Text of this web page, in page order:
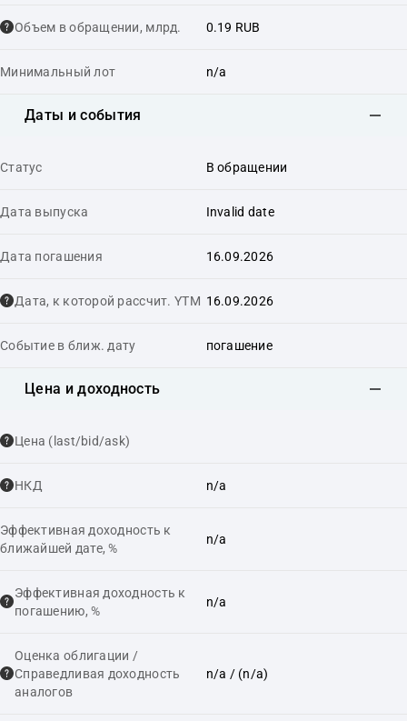
Объем в обращении, млрд. 0.19 RUB
Минимальный лот n/a
Даты и события
Статус В обращении
Дата выпуска Invalid date
Дата погашения 16.09.2026
Дата, к которой рассчит. YTM 16.09.2026
Событие в ближ. дату погашение
Цена и доходность
Цена (last/bid/ask)
НКД n/a
Эффективная доходность к
ближайшей дате, %
n/a
Эффективная доходность к
погашению, %
n/a
Оценка облигации /
Справедливая доходность
аналогов
n/a / (n/a)